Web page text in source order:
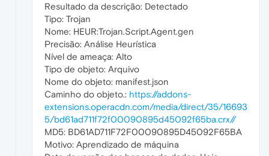
Resultado da descrição: Detectado
Tipo: Trojan
Nome: HEUR:Trojan.Script.Agent.gen
Precisão: Análise Heurística
Nível de ameaça: Alto
Tipo de objeto: Arquivo
Nome do objeto: manifest.json
Caminho do objeto.: https://addons-
extensions.operacdn.com/media/direct/35/16693
5/bd61ad711f72f00090895d45092f65ba.crx//
MD5: BD61AD711F72F00090895D45092F65BA
Motivo: Aprendizado de máquina